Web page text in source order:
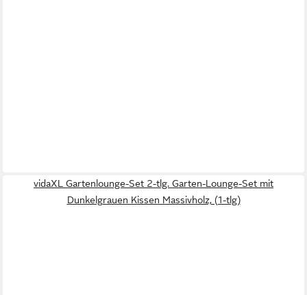
vidaXL Gartenlounge-Set 2-tlg. Garten-Lounge-Set mit
Dunkelgrauen Kissen Massivholz, (1-tlg)